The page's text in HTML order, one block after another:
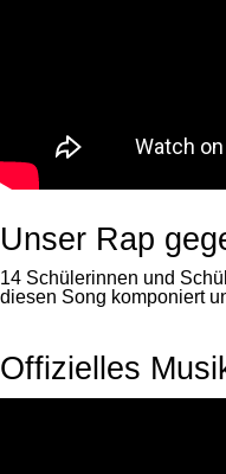
Unser Rap
14 Schülerinnen und
diesen Song komponiert
Offizielles